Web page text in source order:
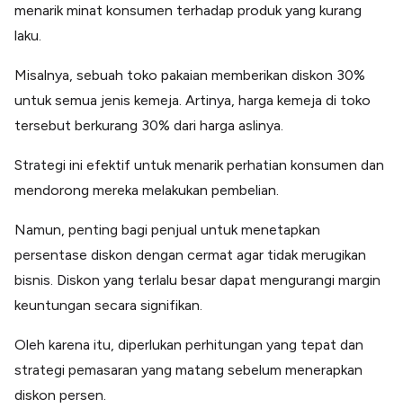
menarik minat konsumen terhadap produk yang kurang
laku.
Misalnya, sebuah toko pakaian memberikan diskon 30%
untuk semua jenis kemeja. Artinya, harga kemeja di toko
tersebut berkurang 30% dari harga aslinya.
Strategi ini efektif untuk menarik perhatian konsumen dan
mendorong mereka melakukan pembelian.
Namun, penting bagi penjual untuk menetapkan
persentase diskon dengan cermat agar tidak merugikan
bisnis. Diskon yang terlalu besar dapat mengurangi margin
keuntungan secara signifikan.
Oleh karena itu, diperlukan perhitungan yang tepat dan
strategi pemasaran yang matang sebelum menerapkan
diskon persen.